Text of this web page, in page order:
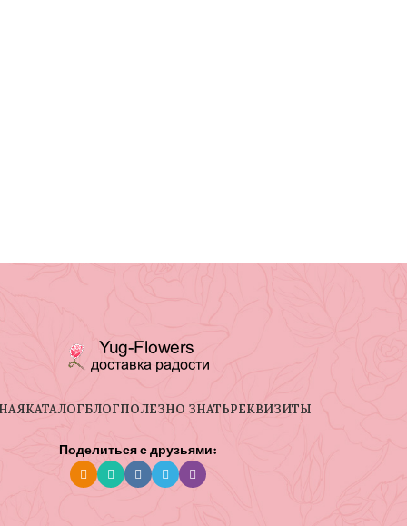
КАТАЛОГБЛОГПОЛЕЗНО ЗНАТЬРЕКВИЗИТЫ
Поделиться с друзьями: